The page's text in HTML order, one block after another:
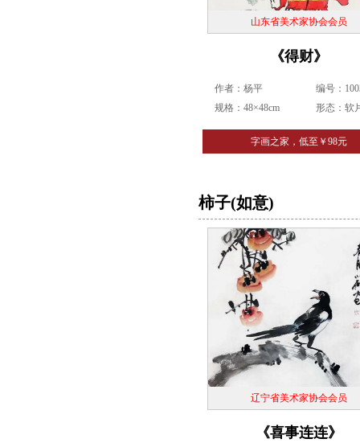
山东省美术家协会会员
《得财》
作者：杨平
规格：48×48cm
编号：
形态：软
字画之家，低至￥98元
柿子(如意)
辽宁省美术家协会会员
《喜事连连》